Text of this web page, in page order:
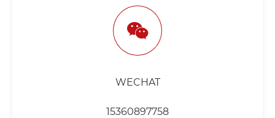
WECHAT
15360897758